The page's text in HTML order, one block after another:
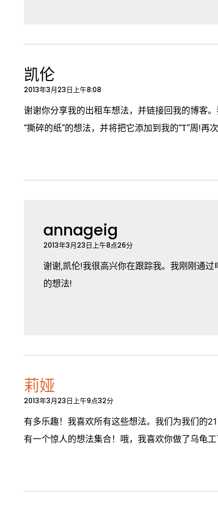
凯伦
2013年3月23日上午8:08
谢谢你分享我的出租车想法，并链接回我的博客
“撕碎的纸”的想法，并将把它添加到我的“T”周!再
annageig
2013年3月23日上午8点26分
谢谢,凯伦!我很高兴你在跟踪我。我刚刚通
的想法!
莉娅
2013年3月23日上午9点32分
有多乐趣！我喜欢所有这些想法。我们为我们的
有一个惊人的想法集合！哦，我喜欢你做了乌龟